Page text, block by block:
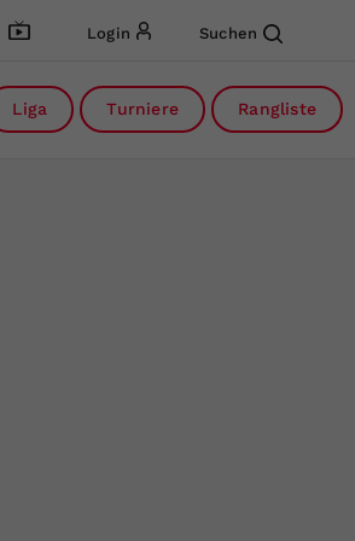
Login Suchen
Liga Turniere Rangliste